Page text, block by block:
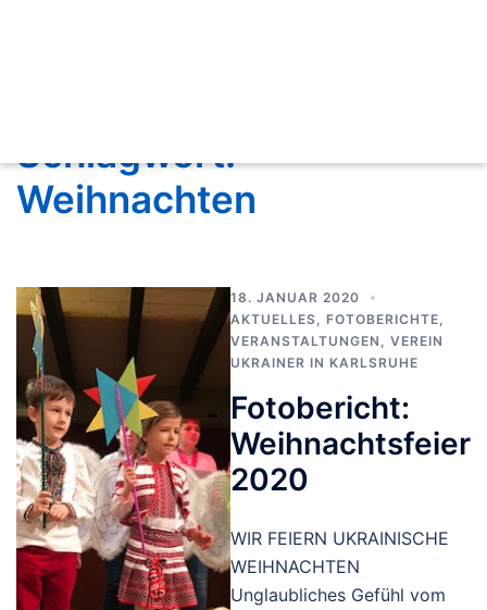
Schlagwort:
Weihnachten
18. JANUAR 2020
AKTUELLES
FOTOBERICHTE
VERANSTALTUNGEN
VEREIN
UKRAINER IN KARLSRUHE
Fotobericht:
Weihnachtsfeier
2020
WIR FEIERN UKRAINISCHE
WEIHNACHTEN
Unglaubliches Gefühl vom